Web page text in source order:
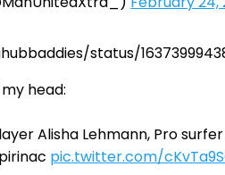
status/
head:
Alisha Lehmann, Pro
pic.twitter.com/